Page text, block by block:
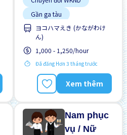
Gần ga tàu
Giao dịch đã thanh toán
Vài giờ làm việc
ヨコハマえき (かながわけ
ん)
1,000 - 1,250/hour
Đã đăng Hơn 3 tháng trước
Xem thêm
Nam phục
vụ / Nữ